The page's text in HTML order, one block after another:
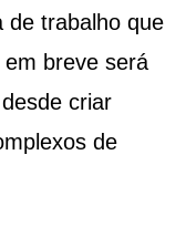
de trabalho que
breve será
criar
de